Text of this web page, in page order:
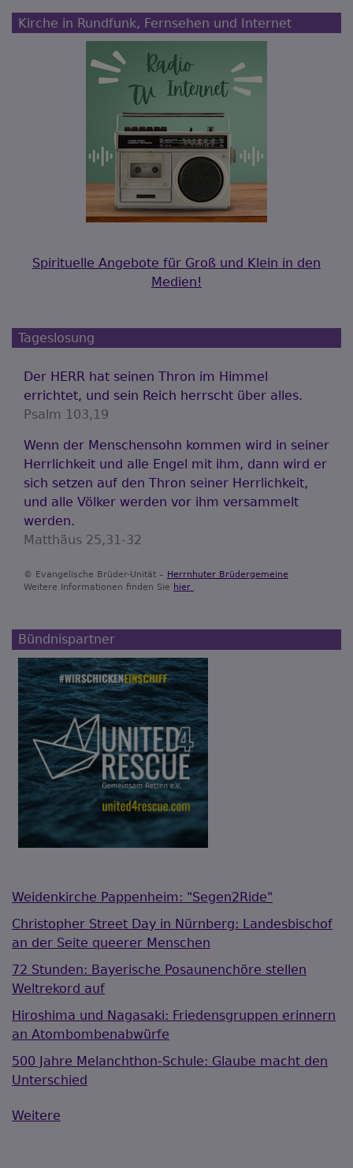
Kirche in Rundfunk, Fernsehen und Internet
Spirituelle Angebote für Groß und Klein in den
Medien!
Tageslosung
Der HERR hat seinen Thron im Himmel
errichtet, und sein Reich herrscht über alles.
Psalm 103,19
Wenn der Menschensohn kommen wird in seiner
Herrlichkeit und alle Engel mit ihm, dann wird er
sich setzen auf den Thron seiner Herrlichkeit,
und alle Völker werden vor ihm versammelt
werden.
Matthäus 25,31-32
© Evangelische Brüder-Unität – Herrnhuter Brüdergemeine
Weitere Informationen finden Sie hier .
Bündnispartner
Weidenkirche Pappenheim: "Segen2Ride"
Christopher Street Day in Nürnberg: Landesbischof
an der Seite queerer Menschen
72 Stunden: Bayerische Posaunenchöre stellen
Weltrekord auf
Hiroshima und Nagasaki: Friedensgruppen erinnern
an Atombombenabwürfe
500 Jahre Melanchthon-Schule: Glaube macht den
Unterschied
Weitere